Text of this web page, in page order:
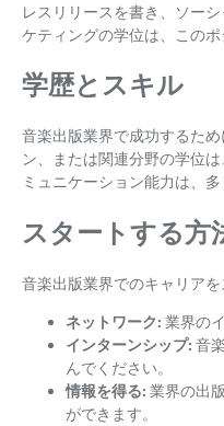
レスリリースを書き、ソー
ケティングの学位は、このポ
学歴とスキル
音楽出版業界で成功するた
ン、または関連分野の学位
ミュニケーション能力は、
スタートする方
音楽出版業界でのキャリア
ネットワーク: 業界の
インターンシップ: 音
んでください。
情報を得る: 業界の出
ができます。